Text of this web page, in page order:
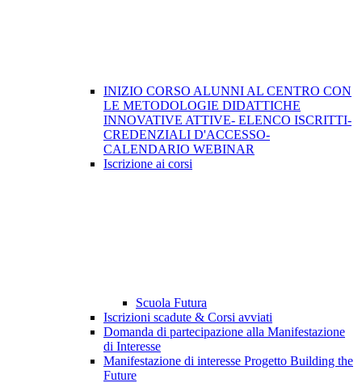
INIZIO CORSO ALUNNI AL CENTRO CON
LE METODOLOGIE DIDATTICHE
INNOVATIVE ATTIVE- ELENCO ISCRITTI-
CREDENZIALI D'ACCESSO-
CALENDARIO WEBINAR
Iscrizione ai corsi
Scuola Futura
Iscrizioni scadute & Corsi avviati
Domanda di partecipazione alla Manifestazione
di Interesse
Manifestazione di interesse Progetto Building the
Future